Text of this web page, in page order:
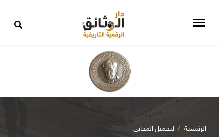
الرئيسية التحميل المجاني